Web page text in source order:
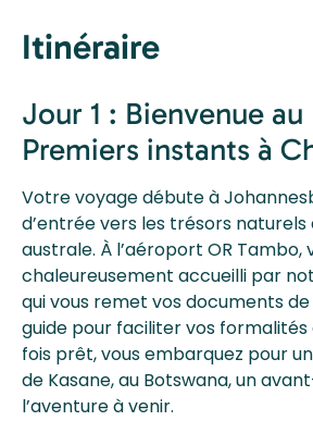
Itinéraire
Jour 1 : Bienvenue
Premiers instants à
Votre voyage débute à
d’entrée vers les trésors naturels
australe. À l’aéroport OR Tambo,
chaleureusement accueilli par
qui vous remet vos documents
guide pour faciliter vos formalités
fois prêt, vous embarquez pour
de Kasane, au Botswana, un
l’aventure à venir.